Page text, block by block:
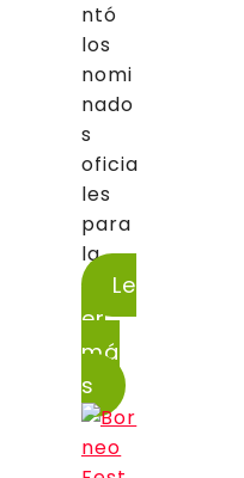
ntó
los
nomi
nado
s
oficia
les
para
la...
Le
er
má
s